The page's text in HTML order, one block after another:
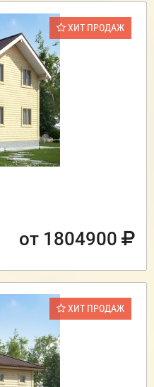
ХИТ ПРОДАЖ
от 1804900
ХИТ ПРОДАЖ